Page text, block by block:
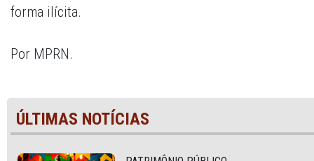
forma ilícita.
Por MPRN.
ÚLTIMAS NOTÍCIAS